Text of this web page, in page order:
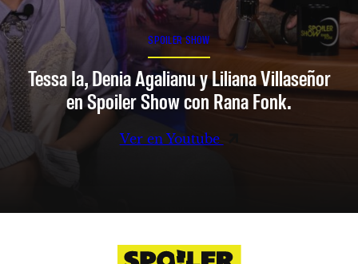
SPOILER SHOW
Tessa Ia, Denia Agalianu y Liliana Villaseñor
en Spoiler Show con Rana Fonk.
Ver en Youtube